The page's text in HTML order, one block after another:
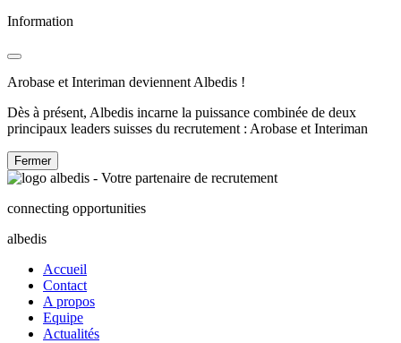
Information
Arobase et Interiman deviennent Albedis !
Dès à présent, Albedis incarne la puissance combinée de deux
principaux leaders suisses du recrutement : Arobase et Interiman
Fermer
connecting opportunities
albedis
Accueil
Contact
A propos
Equipe
Actualités